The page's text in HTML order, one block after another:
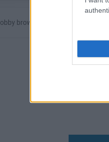
brown